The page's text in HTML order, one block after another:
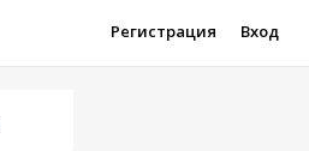
Регистрация Вход